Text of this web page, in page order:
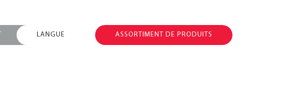
LANGUE ASSORTIMENT DE PRODUITS